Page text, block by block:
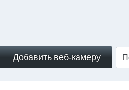
Добавить веб-камеру